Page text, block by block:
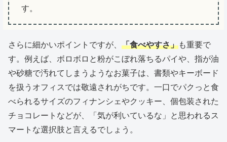
す。
さらに細かいポイントですが、 「食べやすさ」も重要で
す。例えば、ボロボロと粉がこぼれ落ちるパイや、指が油
や砂糖で汚れてしまうようなお菓子は、書類やキーボード
を扱うオフィスでは敬遠されがちです。一口でパクっと食
べられるサイズのフィナンシェやクッキー、個包装された
チョコレートなどが、「気が利いているな」と思われるス
マートな選択肢と言えるでしょう。